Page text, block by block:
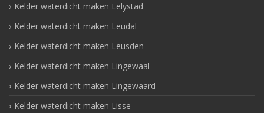
Kelder waterdicht maken Lelystad
Kelder waterdicht maken Leudal
Kelder waterdicht maken Leusden
Kelder waterdicht maken Lingewaal
Kelder waterdicht maken Lingewaard
Kelder waterdicht maken Lisse